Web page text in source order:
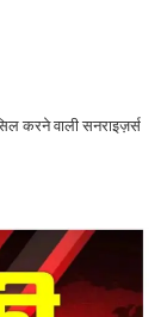
करने वाली सनराइज़र्स